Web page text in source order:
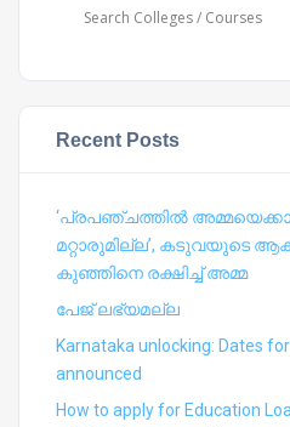
Recent Posts
‘പ്രപഞ്ചത്തില്‍
മറ്റാരുമില്ല’, കടുവയുടെ
കുഞ്ഞിനെ രക്ഷിച്ച് അമ്മ
പേജ് ലഭ്യമല്ല
Karnataka unlocking: Dates
announced
How to apply for Education